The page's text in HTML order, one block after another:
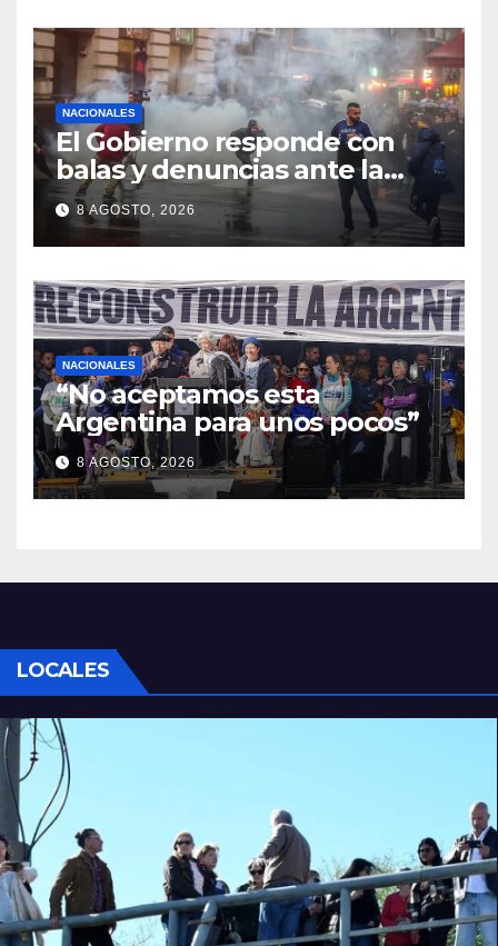
NACIONALES
El Gobierno responde con
balas y denuncias ante la
protesta
8 AGOSTO, 2026
NACIONALES
“No aceptamos esta
Argentina para unos pocos”
8 AGOSTO, 2026
LOCALES